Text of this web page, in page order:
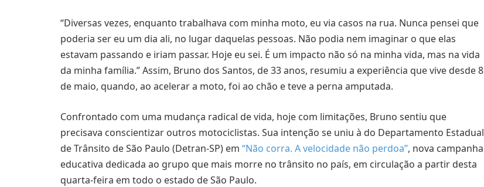
“Diversas vezes, enquanto trabalhava com minha moto, eu via casos na rua. Nunca pensei que
poderia ser eu um dia ali, no lugar daquelas pessoas. Não podia nem imaginar o que elas
estavam passando e iriam passar. Hoje eu sei. É um impacto não só na minha vida, mas na vida
da minha família.” Assim, Bruno dos Santos, de 33 anos, resumiu a experiência que vive desde 8
de maio, quando, ao acelerar a moto, foi ao chão e teve a perna amputada.
Confrontado com uma mudança radical de vida, hoje com limitações, Bruno sentiu que
precisava conscientizar outros motociclistas. Sua intenção se uniu à do Departamento Estadual
de Trânsito de São Paulo (Detran-SP) em “Não corra. A velocidade não perdoa”, nova campanha
educativa dedicada ao grupo que mais morre no trânsito no país, em circulação a partir desta
quarta-feira em todo o estado de São Paulo.